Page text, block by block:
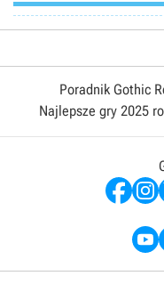
Poradnik Gothic
Najlepsze gry 2025